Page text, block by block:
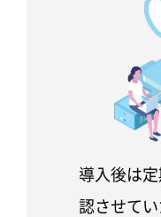
導入後は
認させて